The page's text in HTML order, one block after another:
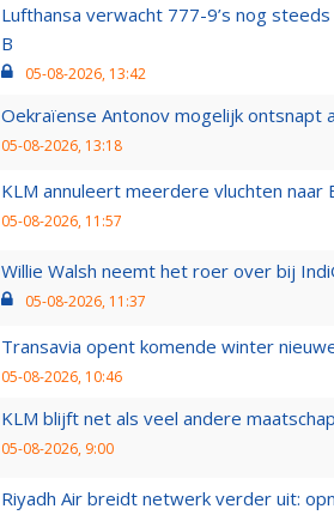
Lufthansa verwacht 777-9’s nog
B
05-08-2026, 13:42
Oekraïense Antonov mogelijk ontsnapt
05-08-2026, 13:18
KLM annuleert meerdere vluchten naar
05-08-2026, 11:57
Willie Walsh neemt het roer over bij
05-08-2026, 11:37
Transavia opent komende winter
05-08-2026, 10:46
KLM blijft net als veel andere
05-08-2026, 9:00
Riyadh Air breidt netwerk verder uit: